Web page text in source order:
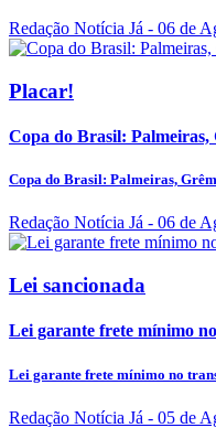
Redação Notícia Já - 06 de
Placar!
Copa do Brasil: Palmeiras,
Copa do Brasil: Palmeiras,
Redação Notícia Já - 06 de
Lei sancionada
Lei garante frete mínimo
Lei garante frete mínimo no
Redação Notícia Já - 05 de